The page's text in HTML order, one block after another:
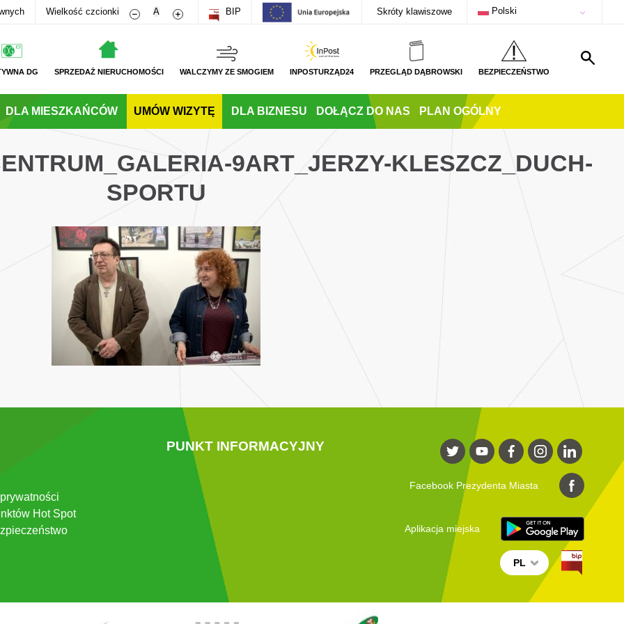
Wielkość czcionki Zmniejsz rozmiar czcionki
A Zwiększ rozmiar czcionki
BIP Skróty klawiszowe Polski
DG SPRZEDAŻ NIERUCHOMOŚCI WALCZYMY ZE SMOGIEM INPOSTURZĄD24 PRZEGLĄD DĄBROWSKI BEZPIECZEŃSTWO
DLA MIESZKAŃCÓW UMÓW WIZYTĘ DLA BIZNESU DOŁĄCZ DO NAS PLAN OGÓLNY
9ART_JERZY-KLESZCZ_DUCH-
SPORTU
Hot Spot
PUNKT INFORMACYJNY
Facebook Prezydenta Miasta
Aplikacja miejska
PL